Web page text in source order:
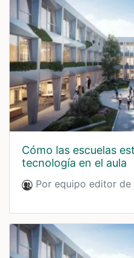
cómo las escuelas están integrando la
tecnología en el aula
Por equipo editor de